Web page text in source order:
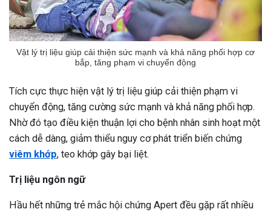
Vật lý trị liệu giúp cải thiện sức mạnh và khả năng phối hợp cơ
bắp, tăng phạm vi chuyển động
Tích cực thực hiện vật lý trị liệu giúp cải thiện phạm vi
chuyển động, tăng cường sức mạnh và khả năng phối hợp.
Nhờ đó tạo điều kiện thuận lợi cho bệnh nhân sinh hoạt một
cách dễ dàng, giảm thiểu nguy cơ phát triển biến chứng
viêm khớp, teo khớp gây bại liệt.
Trị liệu ngôn ngữ
Hầu hết những trẻ mắc hội chứng Apert đều gặp rất nhiều